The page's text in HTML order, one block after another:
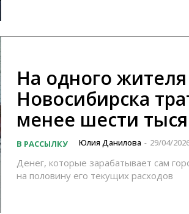
На одного
Новосибирска
менее шести
В РАССЫЛКУ Юлия Данилова - 29/04/
Денег, которые зарабатывает сам
на половину его текущих расходов